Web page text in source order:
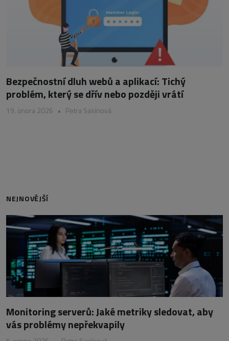
Bezpečnostní dluh webů a aplikací: Tichý
problém, který se dřív nebo později vrátí
19. února 2026 • Petra Sasínová
NEJNOVĚJŠÍ
Monitoring serverů: Jaké metriky sledovat, aby
vás problémy nepřekvapily